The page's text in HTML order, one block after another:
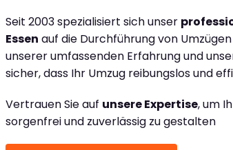
Seit 2003 spezialisiert sich unser
Essen auf die Durchführung von
unserer umfassenden Erfahrung und
sicher, dass Ihr Umzug reibungslos und
Vertrauen Sie auf unsere Expertise, um
sorgenfrei und zuverlässig zu gestalten